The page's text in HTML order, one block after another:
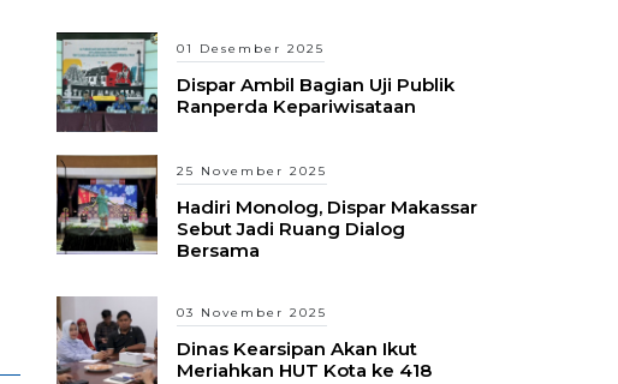
01 Desember 2025
Dispar Ambil Bagian Uji Publik
Ranperda Kepariwisataan
25 November 2025
Hadiri Monolog, Dispar Makassar
Sebut Jadi Ruang Dialog
Bersama
03 November 2025
Dinas Kearsipan Akan Ikut
Meriahkan HUT Kota ke 418